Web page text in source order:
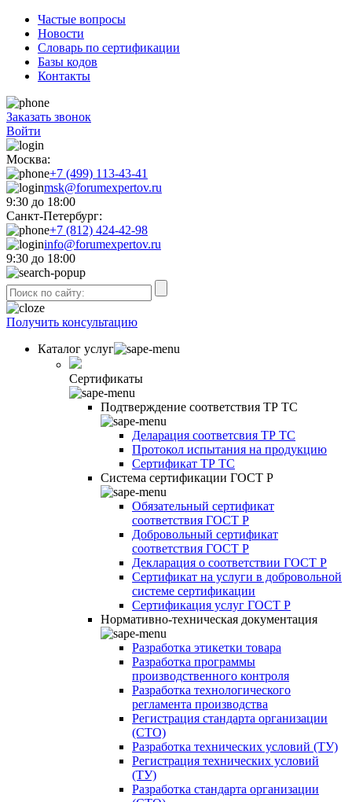
Частые вопросы
Новости
Словарь по сертификации
Базы кодов
Контакты
Заказать звонок
Войти
Москва:
+7 (499) 113-43-41
msk@forumexpertov.ru
9:30 до 18:00
Санкт-Петербург:
+7 (812) 424-42-98
info@forumexpertov.ru
9:30 до 18:00
Получить консультацию
Каталог услуг
Сертификаты
Подтверждение соответствия ТР ТС
Деларация соответсвия ТР ТС
Протокол испытания на продукцию
Сертификат ТР ТС
Система сертификации ГОСТ Р
Обязательный сертификат
соответствия ГОСТ Р
Добровольный сертификат
соответствия ГОСТ Р
Декларация о соответствии ГОСТ Р
Сертификат на услуги в добровольной
системе сертификации
Сертификация услуг ГОСТ Р
Нормативно-техническая документация
Разработка этикетки товара
Разработка программы
производственного контроля
Разработка технологического
регламента производства
Регистрация стандарта организации
(СТО)
Разработка технических условий (ТУ)
Регистрация технических условий
(ТУ)
Разработка стандарта организации